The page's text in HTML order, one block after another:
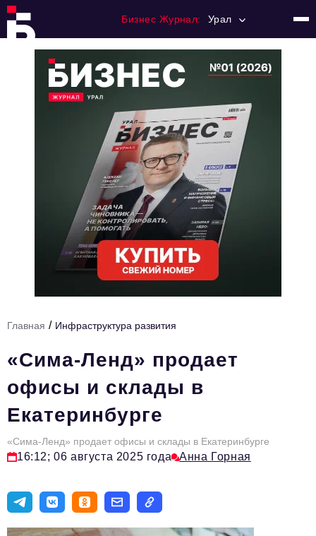
Бизнес Журнал: Урал
Тема номера
Инфраструктура развития
Технологии и тренды
Ниши и рынки
Цитаты
Туризм
Импортозамещение
Главная / Инфраструктура развития
«Сима-Ленд» продает
офисы и склады в
Екатеринбурге
«Сима-Ленд» продает офисы и склады в Екатеринбурге
16:12; 06 августа 2025 года Анна Горная